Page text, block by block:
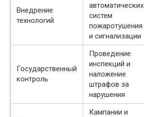
Внедрение
технологий
автоматических
систем
пожаротушения
и сигнализации
Государственный
контроль
Проведение
инспекций и
наложение
штрафов за
нарушения
Кампании и